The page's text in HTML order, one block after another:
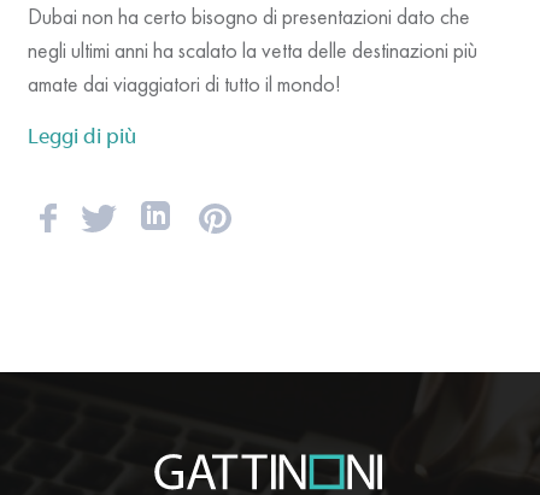
Dubai non ha certo bisogno di presentazioni dato che
negli ultimi anni ha scalato la vetta delle destinazioni più
amate dai viaggiatori di tutto il mondo!
Leggi di più